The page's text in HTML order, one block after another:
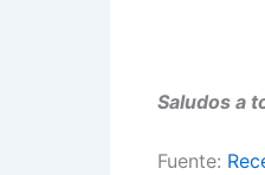
Saludos a
Fuente: